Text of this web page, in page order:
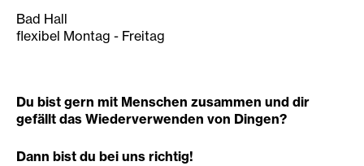
Bad Hall
flexibel Montag - Freitag
Du bist gern mit Menschen zusammen und dir
gefällt das Wiederverwenden von Dingen?
Dann bist du bei uns richtig!